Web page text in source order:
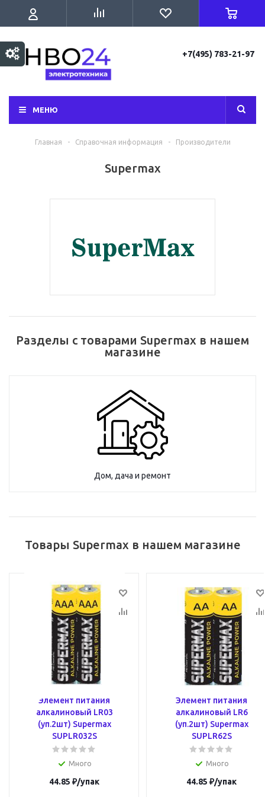
+7(495) 783-21-97
МЕНЮ
Главная - Справочная информация - Производители
Supermax
Разделы с товарами Supermax в нашем
магазине
Дом, дача и ремонт
Товары Supermax в нашем магазине
Элемент питания
алкалиновый LR03
(уп.2шт) Supermax
SUPLR032S
Много
44.85 ₽/упак
Элемент питания
алкалиновый LR6
(уп.2шт) Supermax
SUPLR62S
Много
44.85 ₽/упак